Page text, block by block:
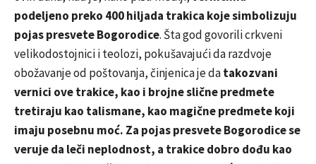
podeljeno preko 400 hiljada trakica koje simbolizuju
pojas presvete Bogorodice. Šta god govorili crkveni
velikodostojnici i teolozi, pokušavajući da razdvoje
obožavanje od poštovanja, činjenica je datakozvani
vernici ove trakice, kao i brojne slične predmete
tretiraju kao talismane, kao magične predmete koji
imaju posebnu moć. Za pojas presvete Bogorodice se
veruje da leči neplodnost, a trakice dobro dođu kao